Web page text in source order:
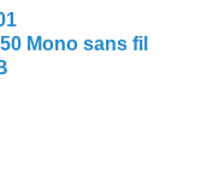
Mono sans fil